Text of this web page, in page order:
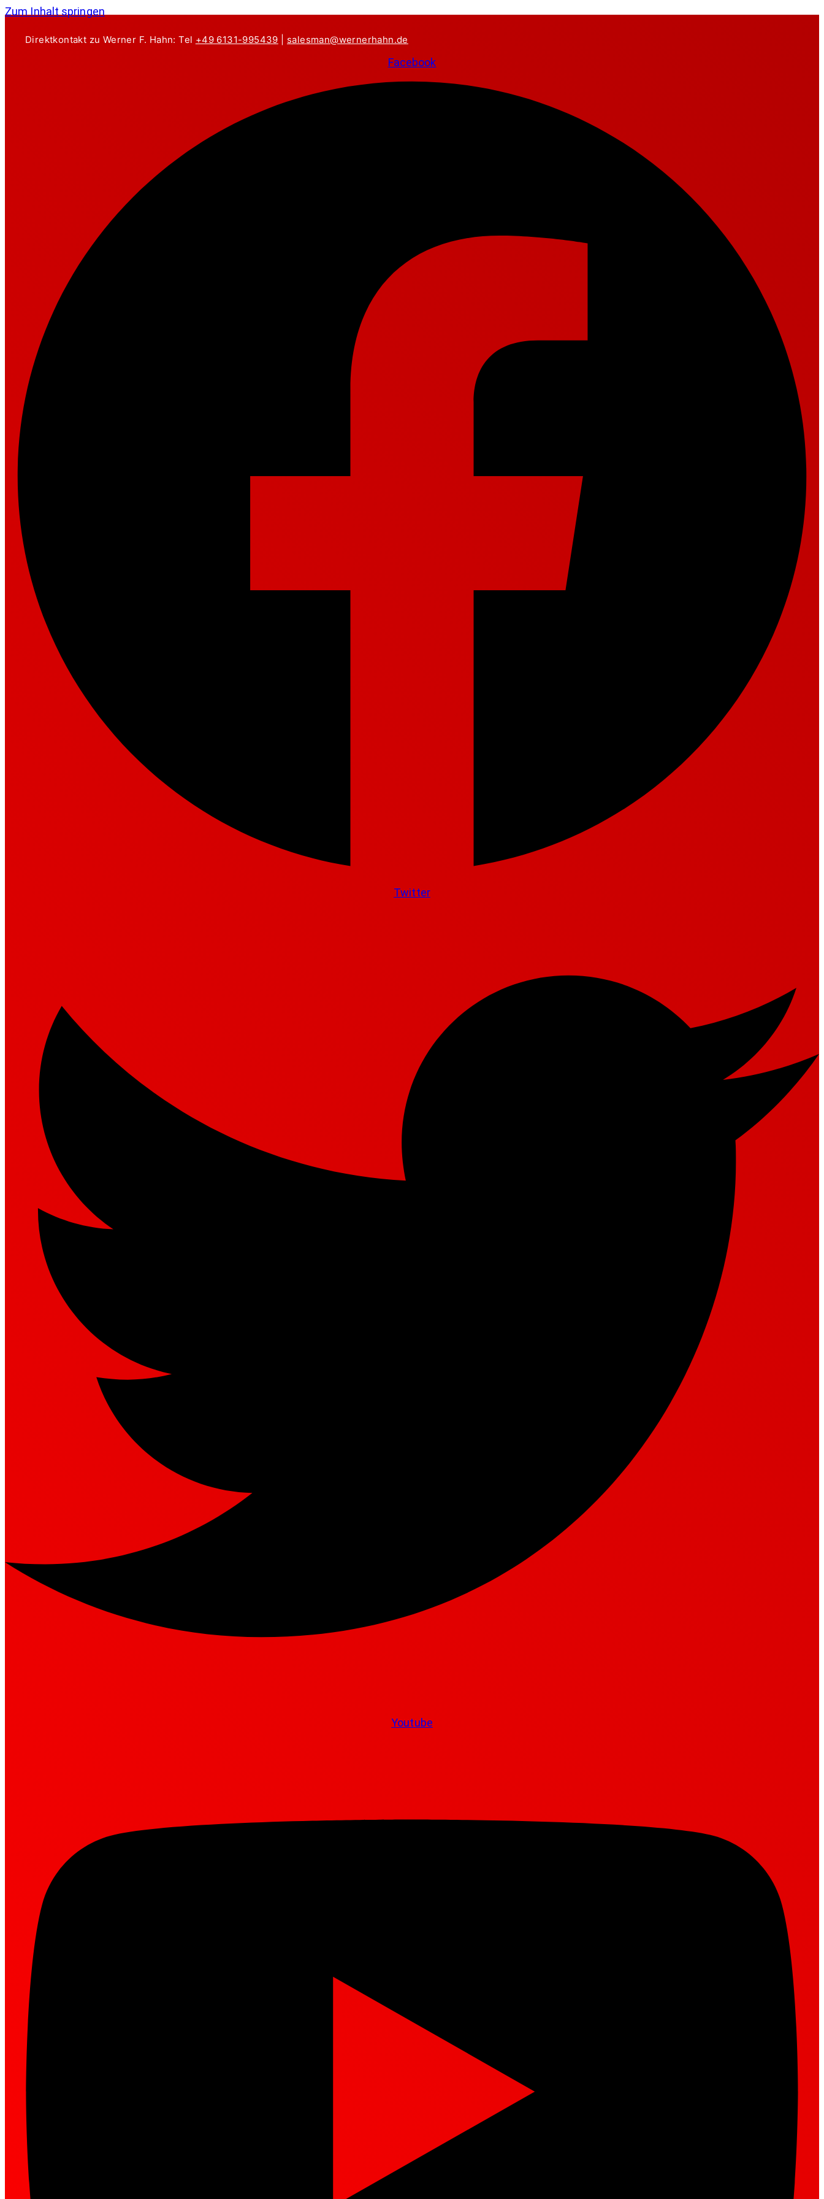
Zum Inhalt springen
Direktkontakt zu Werner F. Hahn: Tel +49 6131-995439 salesman@wernerhahn.de
Facebook
Twitter
Youtube